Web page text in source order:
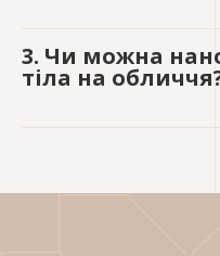
зменшують
За потреби
руках, ліктях, колінах
3. Чи можна
тіла на